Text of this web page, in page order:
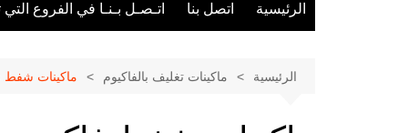
الرئيسية اتصل بنا اتـصـل بـنـا في الفروع
الرئيسية ماكينات تغليف بالفاكيوم ماكينات شفط